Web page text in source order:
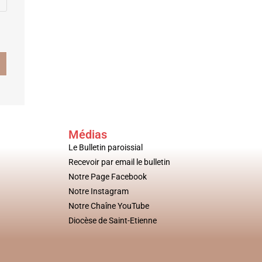
Médias
Le Bulletin paroissial
Recevoir par email le bulletin
Notre Page Facebook
Notre Instagram
Notre Chaîne YouTube
Diocèse de Saint-Etienne